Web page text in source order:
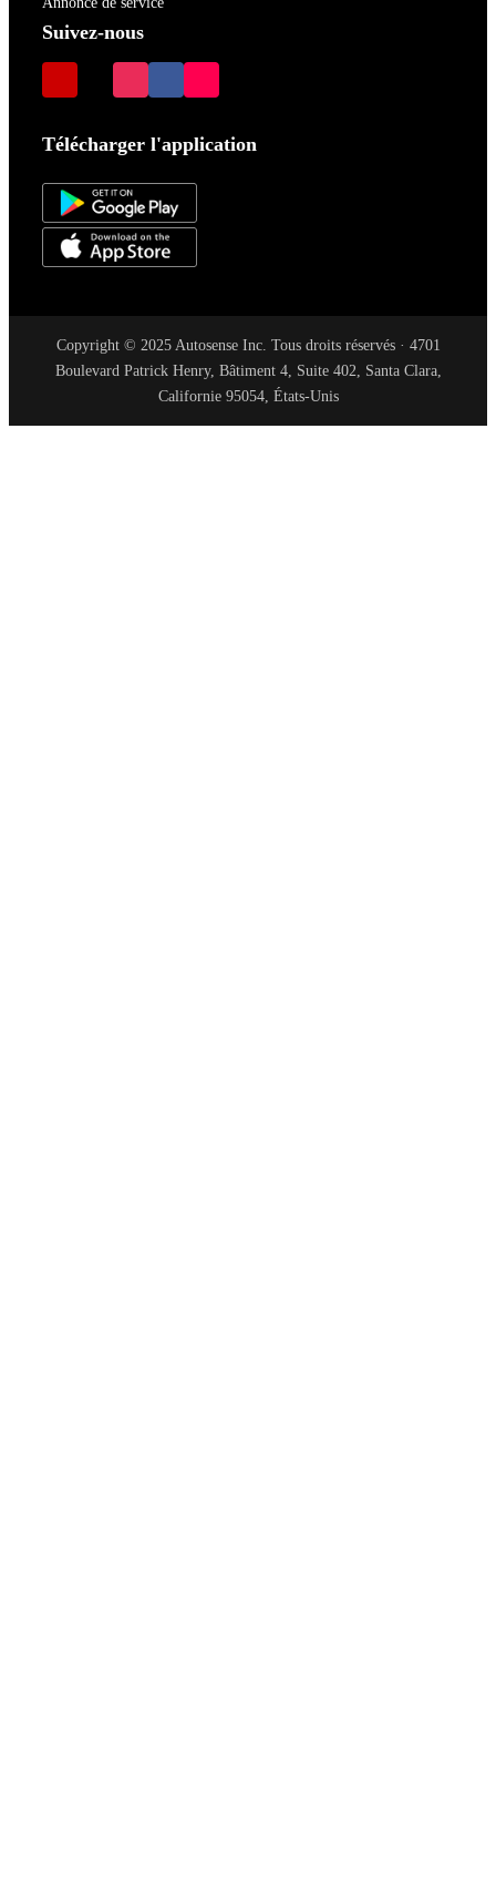
Suivez-nous
Télécharger l'application
Copyright © 2025 Autosense Inc. Tous droits réservés · 4701
Boulevard Patrick Henry, Bâtiment 4, Suite 402, Santa Clara,
Californie 95054, États-Unis